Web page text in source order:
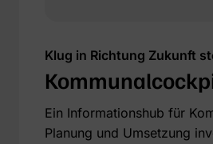
Klug in Richtung Zukunft
Ein Informationshub für
Planung und Umsetzung